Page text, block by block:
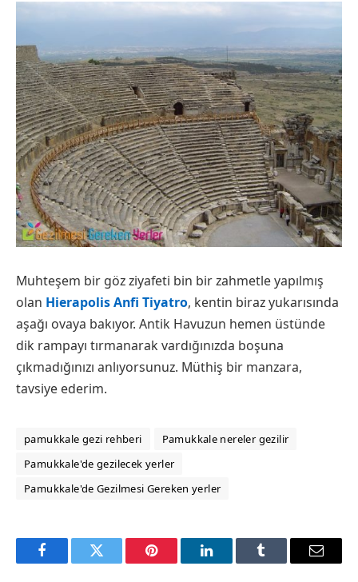
Muhteşem bir göz ziyafeti bin bir zahmetle yapılmış
olan Hierapolis Anfi Tiyatro, kentin biraz yukarısında
aşağı ovaya bakıyor. Antik Havuzun hemen üstünde
dik rampayı tırmanarak vardığınızda boşuna
çıkmadığınızı anlıyorsunuz. Müthiş bir manzara,
tavsiye ederim.
pamukkale gezi rehberi
Pamukkale nereler gezilir
Pamukkale'de gezilecek yerler
Pamukkale'de Gezilmesi Gereken yerler
FacebookTwitter Pinterest LinkedInTumblr Email